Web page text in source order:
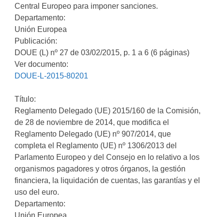
Central Europeo para imponer sanciones.
Departamento:
Unión Europea
Publicación:
DOUE (L) nº 27 de 03/02/2015, p. 1 a 6 (6 páginas)
Ver documento:
DOUE-L-2015-80201
Título:
Reglamento Delegado (UE) 2015/160 de la Comisión,
de 28 de noviembre de 2014, que modifica el
Reglamento Delegado (UE) nº 907/2014, que
completa el Reglamento (UE) nº 1306/2013 del
Parlamento Europeo y del Consejo en lo relativo a los
organismos pagadores y otros órganos, la gestión
financiera, la liquidación de cuentas, las garantías y el
uso del euro.
Departamento:
Unión Europea